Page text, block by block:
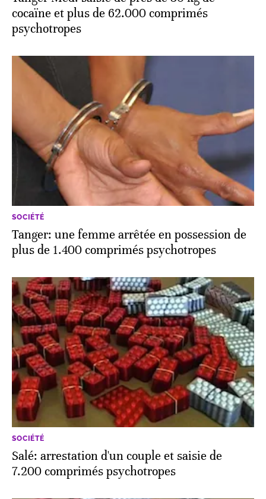
cocaïne et plus de 62.000 comprimés
psychotropes
SOCIÉTÉ
Tanger: une femme arrêtée en possession de
plus de 1.400 comprimés psychotropes
SOCIÉTÉ
Salé: arrestation d'un couple et saisie de
7.200 comprimés psychotropes